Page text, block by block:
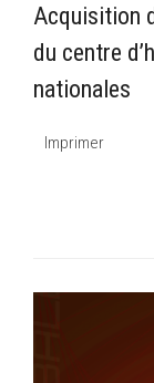
Acquisition
du centre
nationales
Imprimer